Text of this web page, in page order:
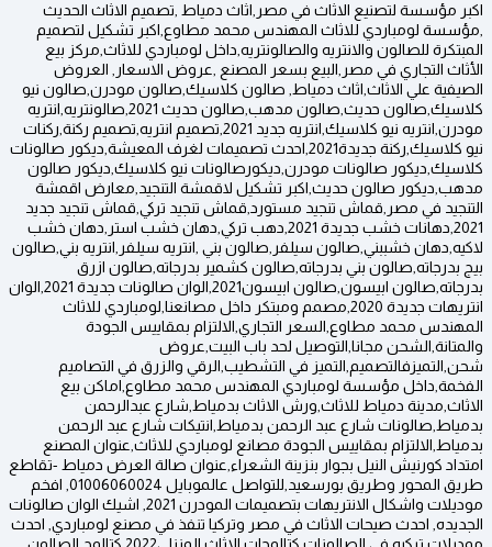
اكبر مؤسسة لتصنيع الاثاث في مصر,اثاث دمياط ,تصميم الاثاث الحديث
,مؤسسة لومباردي للاثاث المهندس محمد مطاوع,اكبر تشكيل لتصميم
المبتكرة للصالون والانتريه والصالونتريه,داخل لومباردي للاثاث,مركز بيع
الأثاث التجاري في مصر,البيع بسعر المصنع ,عروض الاسعار, العروض
الصيفية علي الاثاث,اثاث دمياط, صالون كلاسيك,صالون مودرن,صالون نيو
كلاسيك,صالون حديث,صالون مدهب,صالون حديث 2021,صالونتريه,انتريه
مودرن,انتريه نيو كلاسيك,انتريه جديد 2021,تصميم انتريه,تصميم ركنة,ركنات
نيو كلاسيك,ركنة جديدة2021,احدث تصميمات لغرف المعيشة,ديكور صالونات
كلاسيك,ديكور صالونات مودرن,ديكورصالونات نيو كلاسيك,ديكور صالون
مدهب,ديكور صالون حديث,اكبر تشكيل لاقمشة التنجيد,معارض اقمشة
التنجيد في مصر,قماش تنجيد مستورد,قماش تنجيد تركي,قماش تنجيد جديد
2021,دهانات خشب جديدة 2021,دهب تركي,دهان خشب استر,دهان خشب
لاكيه,دهان خشببني,صالون سيلفر,صالون بني ,انتريه سيلفر,انتريه بني,صالون
بيج بدرجاته,صالون بني بدرجاته,صالون كشمير بدرجاته,صالون ازرق
بدرجاته,صالون ابيسون,صالون ابيسون2021,الوان صالونات جديدة 2021,الوان
انتريهات جديدة 2020,مصمم ومبتكر داخل مصانعنا,لومباردي للاثاث
المهندس محمد مطاوع,السعر التجاري,الالتزام بمقاييس الجودة
والمتانة,الشحن مجانا,التوصيل لحد باب البيت,عروض
شحن,التميزفالتصميم,التميز في التشطيب,الرقي والزرق في التصاميم
الفخمة,داخل مؤسسة لومباردي المهندس محمد مطاوع,اماكن بيع
الاثاث,مدينة دمياط للاثاث,ورش الاثاث بدمياط,شارع عبدالرحمن
بدمياط,صالونات شارع عبد الرحمن بدمياط,انتيكات شارع عبد الرحمن
بدمياط,الالتزام بمقاييس الجودة مصانع لومباردي للاثاث,عنوان المصنع
امتداد كورنيش النيل بجوار بنزينة الشعراء,عنوان صالة العرض دمياط -تقاطع
طريق المحور وطريق بورسعيد,للتواصل عالموبايل 01006060024, افخم
موديلات واشكال الانتريهات بتصميمات المودرن 2021, اشيك الوان صالونات
الجديده, احدث صيحات الاثاث في مصر وتركيا تنفذ في مصنع لومباردي, احدث